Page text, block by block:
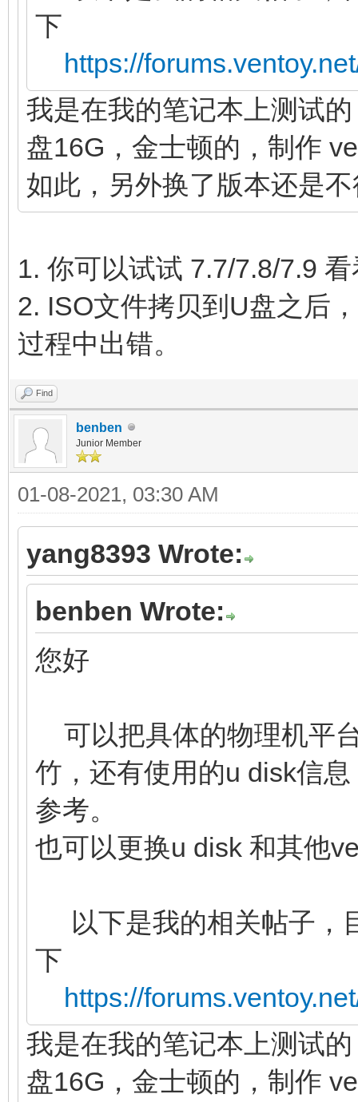
下
https://
我是在我的笔记本上测试
盘16G，金士顿的，制作
如此，另外换了版本还是
1. 你可以试试 7.7/7.8/7.9
2. ISO文件拷贝到U盘之后
过程中出错。
Find
benben
Junior Member
01-08-2021, 03:30 AM
yang8393 Wrote:
benben Wrote:
您好
可以把具体的物理机平
竹，还有使用的u disk信
参考。
也可以更换u disk 和其他
以下是我的相关帖子，
下
https://
我是在我的笔记本上测试
盘16G，金士顿的，制作